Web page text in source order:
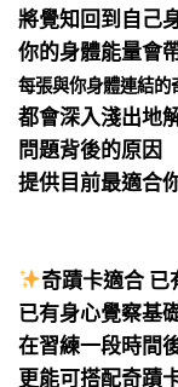
將覺知回到自己
你的身體能量會
每張與你身體連結的
都會深入淺出地
問題背後的原因
提供目前最適合
奇蹟卡適合 已
已有身心覺察基
在習練一段時間
更能可搭配奇蹟